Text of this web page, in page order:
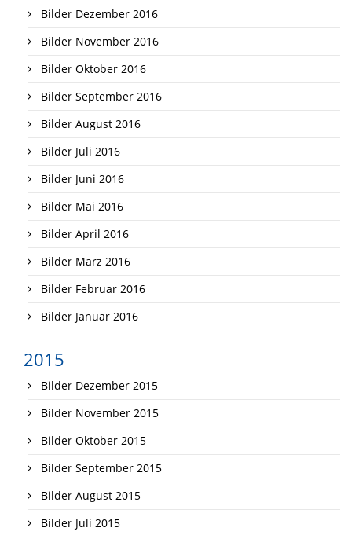
Bilder Dezember 2016
Bilder November 2016
Bilder Oktober 2016
Bilder September 2016
Bilder August 2016
Bilder Juli 2016
Bilder Juni 2016
Bilder Mai 2016
Bilder April 2016
Bilder März 2016
Bilder Februar 2016
Bilder Januar 2016
2015
Bilder Dezember 2015
Bilder November 2015
Bilder Oktober 2015
Bilder September 2015
Bilder August 2015
Bilder Juli 2015